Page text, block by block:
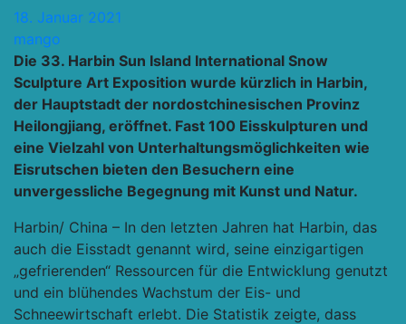
18. Januar 2021
mango
Die 33. Harbin Sun Island International Snow
Sculpture Art Exposition wurde kürzlich in Harbin,
der Hauptstadt der nordostchinesischen Provinz
Heilongjiang, eröffnet. Fast 100 Eisskulpturen und
eine Vielzahl von Unterhaltungsmöglichkeiten wie
Eisrutschen bieten den Besuchern eine
unvergessliche Begegnung mit Kunst und Natur.
Harbin/ China – In den letzten Jahren hat Harbin, das
auch die Eisstadt genannt wird, seine einzigartigen
„gefrierenden“ Ressourcen für die Entwicklung genutzt
und ein blühendes Wachstum der Eis- und
Schneewirtschaft erlebt. Die Statistik zeigte, dass